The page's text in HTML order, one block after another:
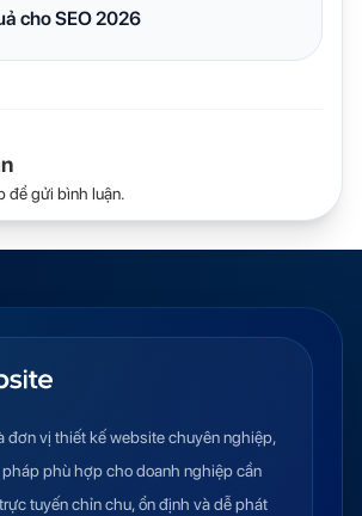
cho SEO 2026
để gửi bình luận.
đơn vị thiết kế website chuyên nghiệp,
phù hợp cho doanh nghiệp cần
tuyến chỉn chu, ổn định và dễ phát